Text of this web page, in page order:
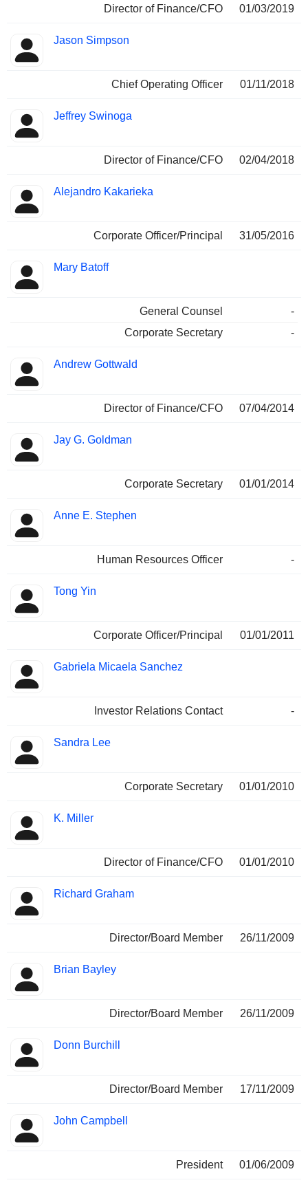
Director of Finance/CFO 01/03/2019
Jason Simpson
Chief Operating Officer 01/11/2018
Jeffrey Swinoga
Director of Finance/CFO 02/04/2018
Alejandro Kakarieka
Corporate Officer/Principal 31/05/2016
Mary Batoff
General Counsel
-
Corporate Secretary
-
Andrew Gottwald
Director of Finance/CFO 07/04/2014
Jay G. Goldman
Corporate Secretary 01/01/2014
Anne E. Stephen
Human Resources Officer -
Tong Yin
Corporate Officer/Principal 01/01/2011
Gabriela Micaela Sanchez
Investor Relations Contact -
Sandra Lee
Corporate Secretary 01/01/2010
K. Miller
Director of Finance/CFO 01/01/2010
Richard Graham
Director/Board Member 26/11/2009
Brian Bayley
Director/Board Member 26/11/2009
Donn Burchill
Director/Board Member 17/11/2009
John Campbell
President 01/06/2009